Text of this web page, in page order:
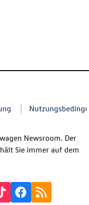
Newsroom. Der
Sie immer auf dem